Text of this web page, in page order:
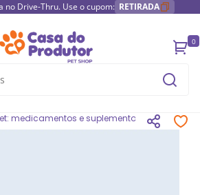
no Drive-Thru. Use o cupom: RETIRADA
0
medicamentos e suplementos